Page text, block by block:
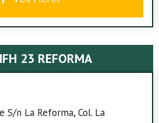
23 REFORMA
S/n La Reforma, Col. La